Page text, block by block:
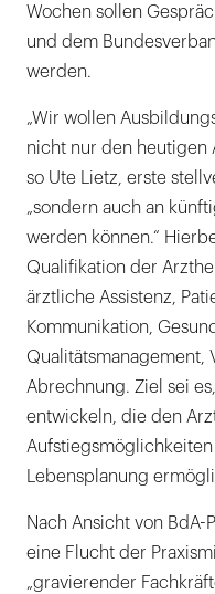
Wochen sollen
und dem
werden.
„Wir wollen
nicht nur den heutigen
so Ute Lietz, erste
„sondern auch an
werden können.“
Qualifikation der
ärztliche Assistenz,
Kommunikation,
Qualitätsmanagement,
Abrechnung. Ziel sei
entwickeln, die den
Lebensplanung
Nach Ansicht von
eine Flucht der
„gravierender